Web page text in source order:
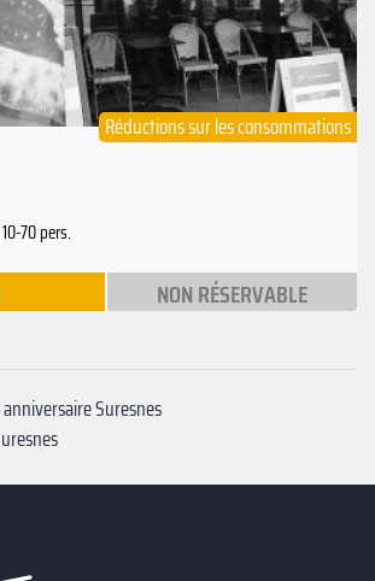
Réductions sur les consommations
70 pers.
NON RÉSERVABLE
Suresnes